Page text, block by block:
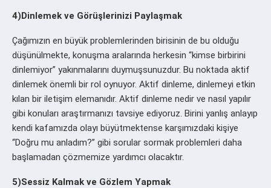
4)Dinlemek ve Görüşlerinizi Paylaşmak
Çağımızın en büyük problemlerinden birisinin de bu olduğu
düşünülmekte, konuşma aralarında herkesin “kimse birbirini
dinlemiyor” yakınmalarını duymuşsunuzdur. Bu noktada aktif
dinlemek önemli bir rol oynuyor. Aktif dinleme, dinlemeyi etkin
kılan bir iletişim elemanıdır. Aktif dinleme nedir ve nasıl yapılır
gibi konuları araştırmanızı tavsiye ediyoruz. Birini yanlış anlayıp
kendi kafamızda olayı büyütmektense karşımızdaki kişiye
“Doğru mu anladım?” gibi sorular sormak problemleri daha
başlamadan çözmemize yardımcı olacaktır.
5)Sessiz Kalmak ve Gözlem Yapmak